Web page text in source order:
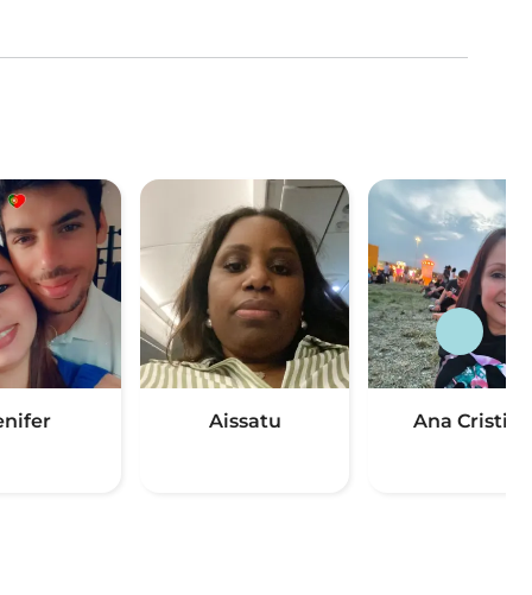
Aissatu Ana Cristina